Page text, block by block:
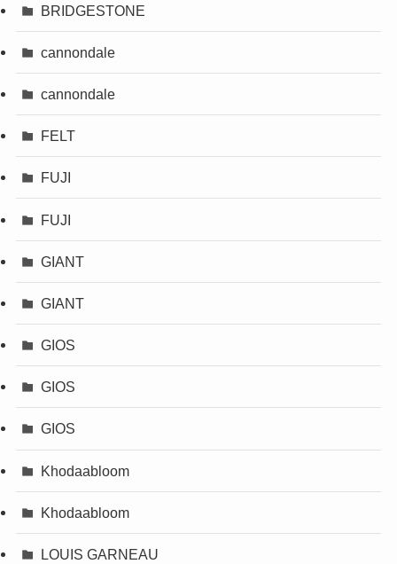
BRIDGESTONE
cannondale
cannondale
FELT
FUJI
FUJI
GIANT
GIANT
GIOS
GIOS
GIOS
Khodaabloom
Khodaabloom
LOUIS GARNEAU